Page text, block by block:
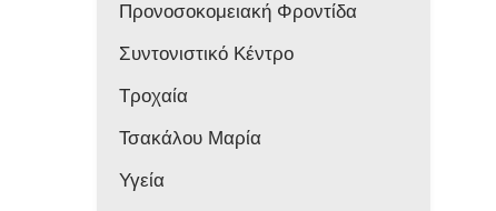
Προνοσοκομειακή Φροντίδα
Συντονιστικό Κέντρο
Τροχαία
Τσακάλου Μαρία
Υγεία